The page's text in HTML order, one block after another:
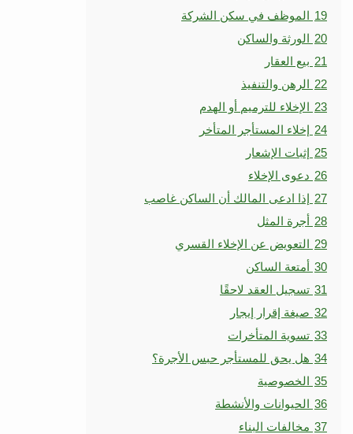
19 الموظف في سكن الشركة
20 الورثة والساكن
21 بيع العقار
22 الرهن والتنفيذ
23 الإخلاء للترميم أو الهدم
24 إخلاء المستأجر المتأخر
25 إثبات الإشعار
26 دعوى الإخلاء
27 إذا ادعى المالك أن الساكن غاصب
28 أجرة المثل
29 التعويض عن الإخلاء القسري
30 أمتعة الساكن
31 تسجيل العقد لاحقًا
32 صيغة إقرار إيجار
33 تسوية المتأخرات
34 هل يحق للمستأجر حبس الأجرة؟
35 الخصوصية
36 الحيوانات والأنشطة
37 مخالفات البناء